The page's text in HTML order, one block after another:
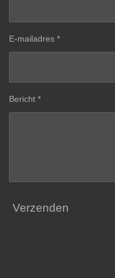
E-mailadres *
Bericht *
Verzenden